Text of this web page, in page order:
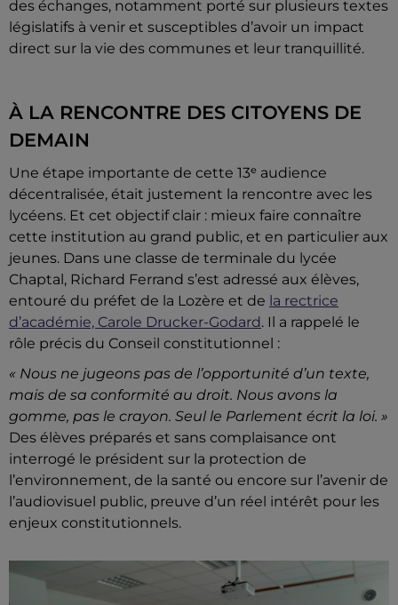
des échanges, notamment porté sur plusieurs textes
législatifs à venir et susceptibles d’avoir un impact
direct sur la vie des communes et leur tranquillité.
À LA RENCONTRE DES CITOYENS DE
DEMAIN
Une étape importante de cette 13ᵉ audience
décentralisée, était justement la rencontre avec les
lycéens. Et cet objectif clair : mieux faire connaître
cette institution au grand public, et en particulier aux
jeunes. Dans une classe de terminale du lycée
Chaptal, Richard Ferrand s’est adressé aux élèves,
entouré du préfet de la Lozère et de la rectrice
d’académie, Carole Drucker-Godard. Il a rappelé le
rôle précis du Conseil constitutionnel :
« Nous ne jugeons pas de l’opportunité d’un texte,
mais de sa conformité au droit. Nous avons la
gomme, pas le crayon. Seul le Parlement écrit la loi. »
Des élèves préparés et sans complaisance ont
interrogé le président sur la protection de
l’environnement, de la santé ou encore sur l’avenir de
l’audiovisuel public, preuve d’un réel intérêt pour les
enjeux constitutionnels.